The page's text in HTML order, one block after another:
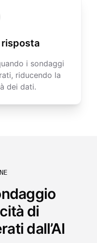
risposta
i sondaggi
riducendo la
dei dati.
di
dall’AI